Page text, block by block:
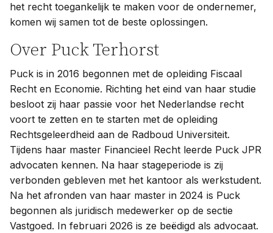
het recht toegankelijk te maken voor de ondernemer,
komen wij samen tot de beste oplossingen.
Over Puck Terhorst
Puck is in 2016 begonnen met de opleiding Fiscaal
Recht en Economie. Richting het eind van haar studie
besloot zij haar passie voor het Nederlandse recht
voort te zetten en te starten met de opleiding
Rechtsgeleerdheid aan de Radboud Universiteit.
Tijdens haar master Financieel Recht leerde Puck JPR
advocaten kennen. Na haar stageperiode is zij
verbonden gebleven met het kantoor als werkstudent.
Na het afronden van haar master in 2024 is Puck
begonnen als juridisch medewerker op de sectie
Vastgoed. In februari 2026 is ze beëdigd als advocaat.